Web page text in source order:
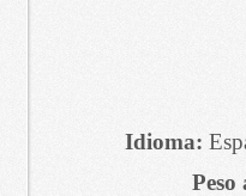
Idioma: